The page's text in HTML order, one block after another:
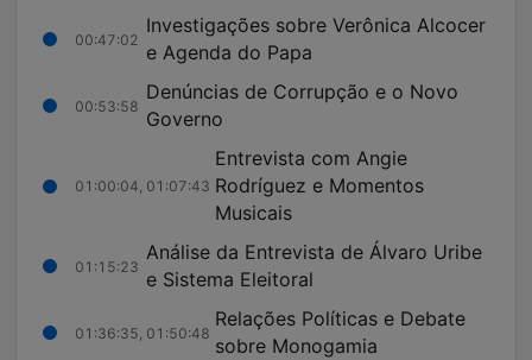
00:47:02
Investigações sobre Verônica Alcocer
e Agenda do Papa
00:53:58
Denúncias de Corrupção e o Novo
Governo
01:00:04, 01:07:43
Entrevista com Angie
Rodríguez e Momentos
Musicais
01:15:23
Análise da Entrevista de Álvaro Uribe
e Sistema Eleitoral
01:36:35, 01:50:48
Relações Políticas e Debate
sobre Monogamia